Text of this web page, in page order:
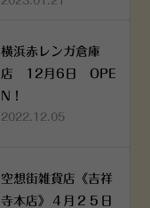
横浜赤レンガ倉庫
店 12月6日 OPE
N！
2022.12.05
空想街雑貨店《吉祥
寺本店》４月２５日